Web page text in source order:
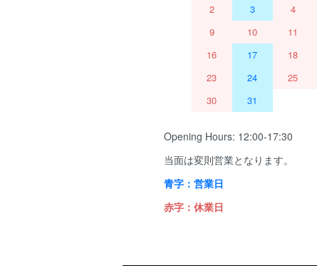
2
3 4
9
10 11
16
17 18
23
24 25
30
31
Opening Hours: 12:00-17:30
当面は変則営業となります。
青字：営業日
赤字：休業日